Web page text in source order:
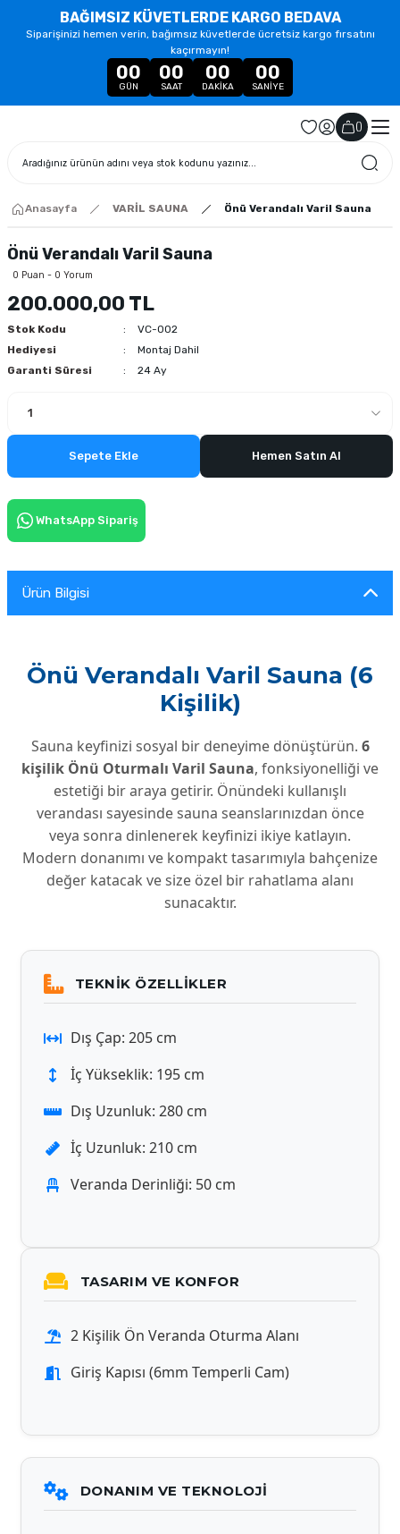
BAĞIMSIZ KÜVETLERDE KARGO BEDAVA
Siparişinizi hemen verin, bağımsız küvetlerde ücretsiz kargo fırsatını
kaçırmayın!
00
GÜN
00
SAAT
00
DAKIKA
00
SANIYE
()
Anasayfa VARİL SAUNA Önü Verandalı Varil Sauna
Önü Verandalı Varil Sauna
0 Puan - 0 Yorum
200.000,00 TL
Stok Kodu
VC-002
Hediyesi
Montaj Dahil
Garanti Süresi
24 Ay
Sepete Ekle Hemen Satın Al
WhatsApp Sipariş
Ürün Bilgisi
Önü Verandalı Varil Sauna (6
Kişilik)
Sauna keyfinizi sosyal bir deneyime dönüştürün. 6
kişilik Önü Oturmalı Varil Sauna, fonksiyonelliği ve
estetiği bir araya getirir. Önündeki kullanışlı
verandası sayesinde sauna seanslarınızdan önce
veya sonra dinlenerek keyfinizi ikiye katlayın.
Modern donanımı ve kompakt tasarımıyla bahçenize
değer katacak ve size özel bir rahatlama alanı
sunacaktır.
TEKNIK ÖZELLIKLER
Dış Çap: 205 cm
İç Yükseklik: 195 cm
Dış Uzunluk: 280 cm
İç Uzunluk: 210 cm
Veranda Derinliği: 50 cm
TASARIM VE KONFOR
2 Kişilik Ön Veranda Oturma Alanı
Giriş Kapısı (6mm Temperli Cam)
DONANIM VE TEKNOLOJI